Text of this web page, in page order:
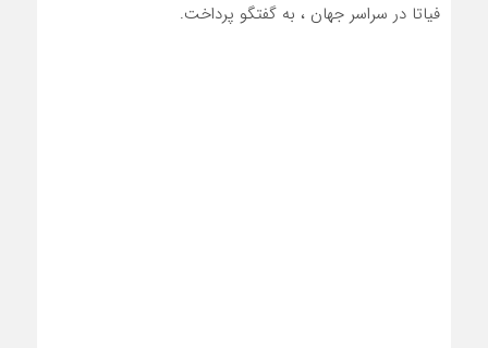
فياتا در سراسر جهان ، به گفتگو پرداخت.